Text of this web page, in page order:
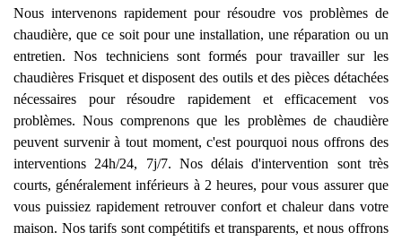
Nous intervenons rapidement pour résoudre vos problèmes de
chaudière, que ce soit pour une installation, une réparation ou un
entretien. Nos techniciens sont formés pour travailler sur les
chaudières Frisquet et disposent des outils et des pièces détachées
nécessaires pour résoudre rapidement et efficacement vos
problèmes. Nous comprenons que les problèmes de chaudière
peuvent survenir à tout moment, c'est pourquoi nous offrons des
interventions 24h/24, 7j/7. Nos délais d'intervention sont très
courts, généralement inférieurs à 2 heures, pour vous assurer que
vous puissiez rapidement retrouver confort et chaleur dans votre
maison. Nos tarifs sont compétitifs et transparents, et nous offrons